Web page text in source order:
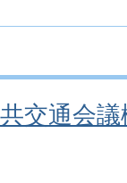
交通会